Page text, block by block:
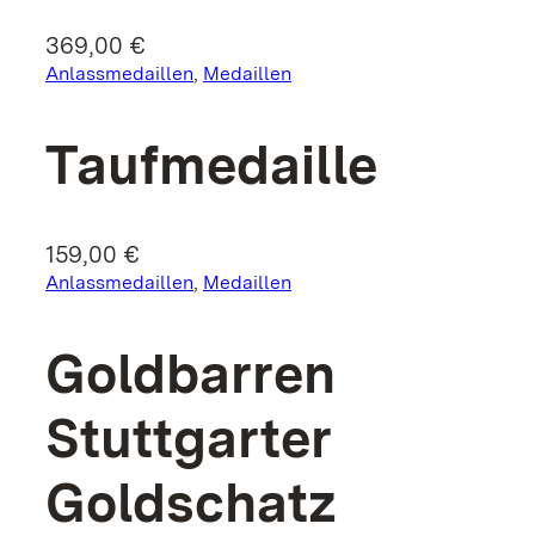
369,00 €
Anlassmedaillen, Medaillen
Tauf­medaille
159,00 €
Anlassmedaillen, Medaillen
Goldbarren
Stuttgarter
Goldschatz